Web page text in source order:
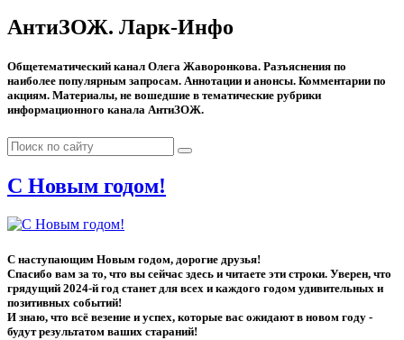
АнтиЗОЖ. Ларк-Инфо
Общетематический канал Олега Жаворонкова. Разъяснения по
наиболее популярным запросам. Аннотации и анонсы. Комментарии по
акциям. Материалы, не вошедшие в тематические рубрики
информационного канала АнтиЗОЖ.
С Новым годом!
С наступающим Новым годом, дорогие друзья!
Спасибо вам за то, что вы сейчас здесь и читаете эти строки. Уверен, что
грядущий 2024-й год станет для всех и каждого годом удивительных и
позитивных событий!
И знаю, что всё везение и успех, которые вас ожидают в новом году -
будут результатом ваших стараний!